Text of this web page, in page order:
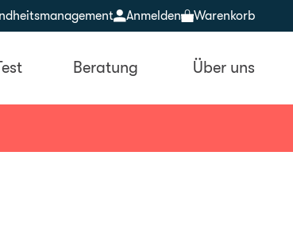
Anmelden Warenkorb
Beratung Über uns